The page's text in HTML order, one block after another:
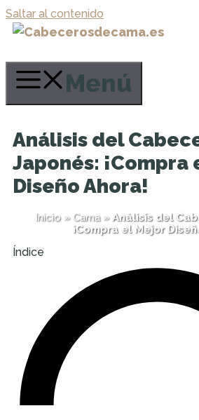
Saltar al contenido
Menú
Análisis del
Japonés: ¡Compra
Diseño Ahora!
Inicio» Cama» Análisis del
¡Compra el Mejor
Índice